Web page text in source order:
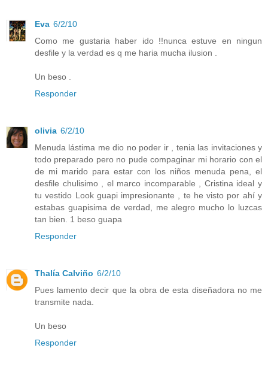
Eva 6/2/10
Como me gustaria haber ido !!nunca estuve en ningun
desfile y la verdad es q me haria mucha ilusion .
Un beso .
Responder
olivia 6/2/10
Menuda lástima me dio no poder ir , tenia las invitaciones y
todo preparado pero no pude compaginar mi horario con el
de mi marido para estar con los niños menuda pena, el
desfile chulisimo , el marco incomparable , Cristina ideal y
tu vestido Look guapi impresionante , te he visto por ahí y
estabas guapisima de verdad, me alegro mucho lo luzcas
tan bien. 1 beso guapa
Responder
Thalía Calviño 6/2/10
Pues lamento decir que la obra de esta diseñadora no me
transmite nada.
Un beso
Responder